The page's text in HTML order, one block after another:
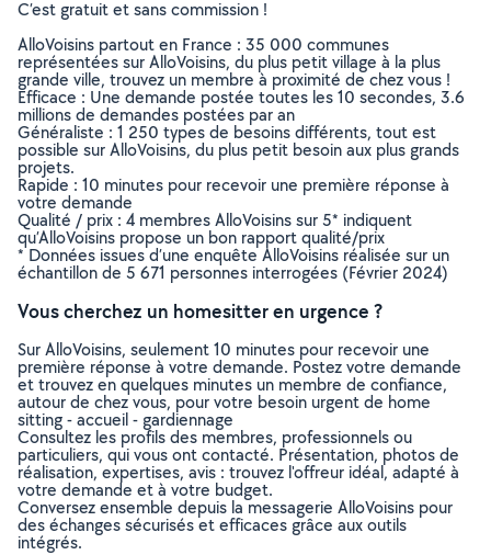
C’est gratuit et sans commission !
AlloVoisins partout en France : 35 000 communes
représentées sur AlloVoisins, du plus petit village à la plus
grande ville, trouvez un membre à proximité de chez vous !
Efficace : Une demande postée toutes les 10 secondes, 3.6
millions de demandes postées par an
Généraliste : 1 250 types de besoins différents, tout est
possible sur AlloVoisins, du plus petit besoin aux plus grands
projets.
Rapide : 10 minutes pour recevoir une première réponse à
votre demande
Qualité / prix : 4 membres AlloVoisins sur 5* indiquent
qu’AlloVoisins propose un bon rapport qualité/prix
* Données issues d’une enquête AlloVoisins réalisée sur un
échantillon de 5 671 personnes interrogées (Février 2024)
Vous cherchez un homesitter en urgence ?
Sur AlloVoisins, seulement 10 minutes pour recevoir une
première réponse à votre demande. Postez votre demande
et trouvez en quelques minutes un membre de confiance,
autour de chez vous, pour votre besoin urgent de home
sitting - accueil - gardiennage
Consultez les profils des membres, professionnels ou
particuliers, qui vous ont contacté. Présentation, photos de
réalisation, expertises, avis : trouvez l'offreur idéal, adapté à
votre demande et à votre budget.
Conversez ensemble depuis la messagerie AlloVoisins pour
des échanges sécurisés et efficaces grâce aux outils
intégrés.